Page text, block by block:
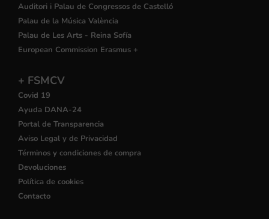
Auditori i Palau de Congressos de Castelló
Palau de la Música València
Palau de Les Arts - Reina Sofía
European Commission Erasmus +
+ FSMCV
Covid 19
Ayuda DANA-24
Portal de Transparencia
Aviso Legal y de Privacidad
Términos y condiciones de compra
Devoluciones
Política de cookies
Contacto